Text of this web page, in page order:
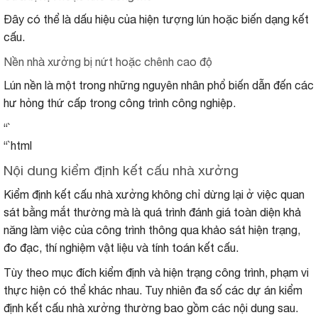
Đây có thể là dấu hiệu của hiện tượng lún hoặc biến dạng kết
cấu.
Nền nhà xưởng bị nứt hoặc chênh cao độ
Lún nền là một trong những nguyên nhân phổ biến dẫn đến các
hư hỏng thứ cấp trong công trình công nghiệp.
“`
“`html
Nội dung kiểm định kết cấu nhà xưởng
Kiểm định kết cấu nhà xưởng không chỉ dừng lại ở việc quan
sát bằng mắt thường mà là quá trình đánh giá toàn diện khả
năng làm việc của công trình thông qua khảo sát hiện trạng,
đo đạc, thí nghiệm vật liệu và tính toán kết cấu.
Tùy theo mục đích kiểm định và hiện trạng công trình, phạm vi
thực hiện có thể khác nhau. Tuy nhiên đa số các dự án kiểm
định kết cấu nhà xưởng thường bao gồm các nội dung sau.